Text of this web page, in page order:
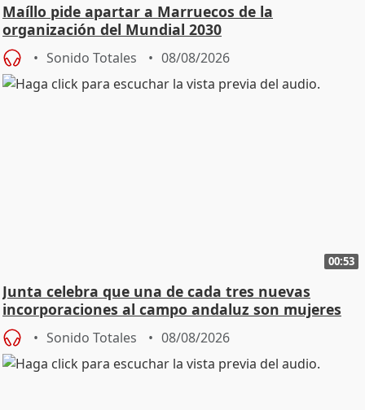
Maíllo pide apartar a Marruecos de la
organización del Mundial 2030
Sonido Totales 08/08/2026
00:53
Junta celebra que una de cada tres nuevas
incorporaciones al campo andaluz son mujeres
jóvenes
Sonido Totales 08/08/2026